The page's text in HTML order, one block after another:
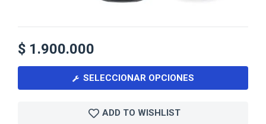
$ 1.900.000
SELECCIONAR OPCIONES
ADD TO WISHLIST